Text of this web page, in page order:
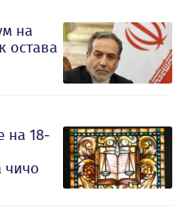
на
остава
на 18-
чичо